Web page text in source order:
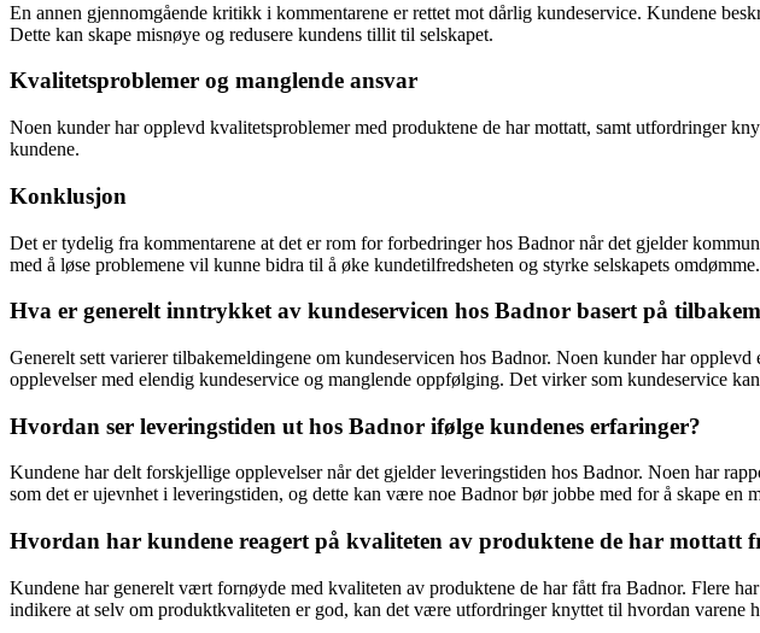
En annen gjennomgående kritikk i kommentarene er rettet mot dårlig kundeservice. Kundene
Dette kan skape misnøye og redusere kundens tillit til selskapet.
Kvalitetsproblemer og manglende ansvar
Noen kunder har opplevd kvalitetsproblemer med produktene de har mottatt, samt utfordringer
kundene.
Konklusjon
Det er tydelig fra kommentarene at det er rom for forbedringer hos Badnor når det gjelder
med å løse problemene vil kunne bidra til å øke kundetilfredsheten og styrke selskapets omdømme.
Hva er generelt inntrykket av kundeservicen hos Badnor basert på
Generelt sett varierer tilbakemeldingene om kundeservicen hos Badnor. Noen kunder har
opplevelser med elendig kundeservice og manglende oppfølging. Det virker som kundeservice
Hvordan ser leveringstiden ut hos Badnor ifølge kundenes erfaringer?
Kundene har delt forskjellige opplevelser når det gjelder leveringstiden hos Badnor. Noen har
som det er ujevnhet i leveringstiden, og dette kan være noe Badnor bør jobbe med for å skape en
Hvordan har kundene reagert på kvaliteten av produktene de har mottatt
Kundene har generelt vært fornøyde med kvaliteten av produktene de har fått fra Badnor. Flere
indikere at selv om produktkvaliteten er god, kan det være utfordringer knyttet til hvordan varene